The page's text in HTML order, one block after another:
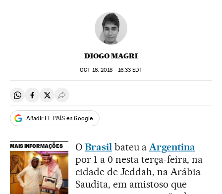
DIOGO MAGRI
OCT16, 2018 - 16:33 EDT
Compartir en Whatsapp
Compartir en Facebook
Compartir en Twitter
Desplegar Redes Sociales
Añadir EL PAÍS en Google
MAIS INFORMAÇÕES O Brasilbateu a Argentina
por 1 a 0 nesta terça-feira, na
cidade de Jeddah, na Arábia
Saudita, em amistoso que